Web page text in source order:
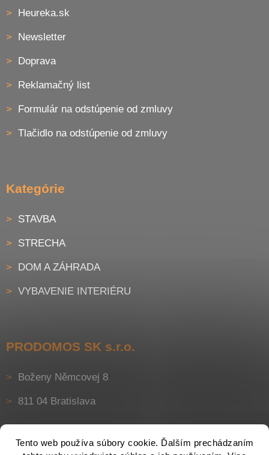
Tento web používa súbory cookie. Ďalším prechádzaním
Heureka.sk
Newsletter
Doprava
Reklamačný list
Formulár na odstúpenie od zmluvy
Tlačidlo na odstúpenie od zmluvy
Kategórie
STAVBA
STRECHA
DOM A ZÁHRADA
VYBAVENIE INTERIÉRU
PRODOMOS SK s.r.o.
Boženy Němcovej 8
811 04 Bratislava